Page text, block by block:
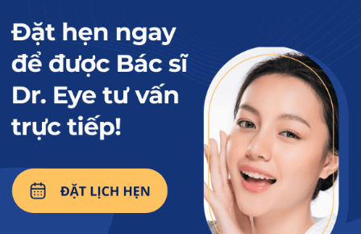
pháp nâng cơ mí mắt
và cập nhật giá mới
nhất
2. Có nên cắt mí mắt sụp?
là một trong những giải pháp
giúp loại bỏ da thừa gây chùng nhão, tái tạo
nếp mí mới rõ đều và tự nhiên. Cách này sẽ
phù hợp với người có lượng da thừa nhiều (>15-